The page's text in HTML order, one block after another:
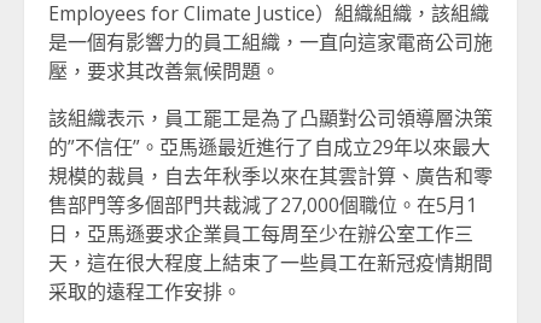
Employees for Climate Justice）組織組織，該組織
是一個有影響力的員工組織，一直向這家電商公司施
壓，要求其改善氣候問題。
該組織表示，員工罷工是為了凸顯對公司領導層決策
的”不信任”。亞馬遜最近進行了自成立29年以來最大
規模的裁員，自去年秋季以來在其雲計算、廣告和零
售部門等多個部門共裁減了27,000個職位。在5月1
日，亞馬遜要求企業員工每周至少在辦公室工作三
天，這在很大程度上結束了一些員工在新冠疫情期間
采取的遠程工作安排。